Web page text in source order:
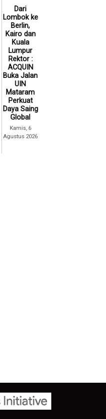
Dari
Lombok ke
Berlin,
Kairo dan
Kuala
Lumpur
Rektor :
ACQUIN
Buka Jalan
UIN
Mataram
Perkuat
Daya Saing
Global
Kamis, 6
Agustus 2026